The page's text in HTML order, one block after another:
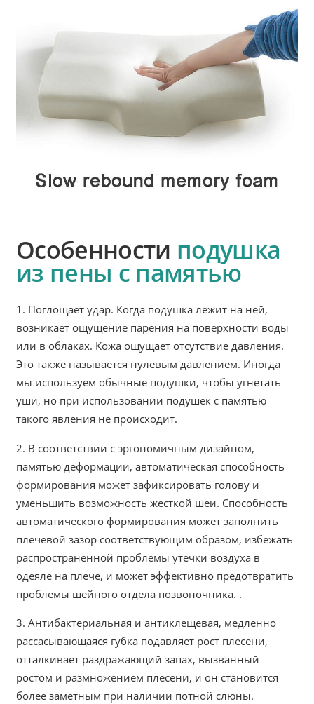
Особенности подушка
из пены с памятью
1. Поглощает удар. Когда подушка лежит на ней,
возникает ощущение парения на поверхности воды
или в облаках. Кожа ощущает отсутствие давления.
Это также называется нулевым давлением. Иногда
мы используем обычные подушки, чтобы угнетать
уши, но при использовании подушек с памятью
такого явления не происходит.
2. В соответствии с эргономичным дизайном,
памятью деформации, автоматическая способность
формирования может зафиксировать голову и
уменьшить возможность жесткой шеи. Способность
автоматического формирования может заполнить
плечевой зазор соответствующим образом, избежать
распространенной проблемы утечки воздуха в
одеяле на плече, и может эффективно предотвратить
проблемы шейного отдела позвоночника. .
3. Антибактериальная и антиклещевая, медленно
рассасывающаяся губка подавляет рост плесени,
отталкивает раздражающий запах, вызванный
ростом и размножением плесени, и он становится
более заметным при наличии потной слюны.